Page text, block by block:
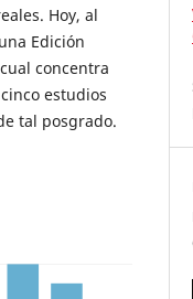
Hoy, al
Edición
concentra
estudios
tal posgrado.